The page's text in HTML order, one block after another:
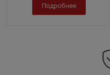
Подробнее